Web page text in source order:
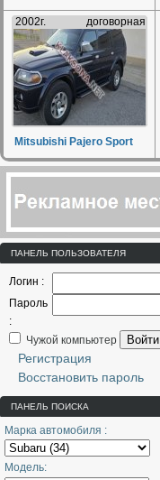
2002г. договорная
Mitsubishi Pajero Sport
ПАНЕЛЬ ПОЛЬЗОВАТЕЛЯ
Логин :
Пароль
:
Чужой компьютер
Войти
Регистрация
Восстановить пароль
ПАНЕЛЬ ПОИСКА
Марка автомобиля :
Модель: